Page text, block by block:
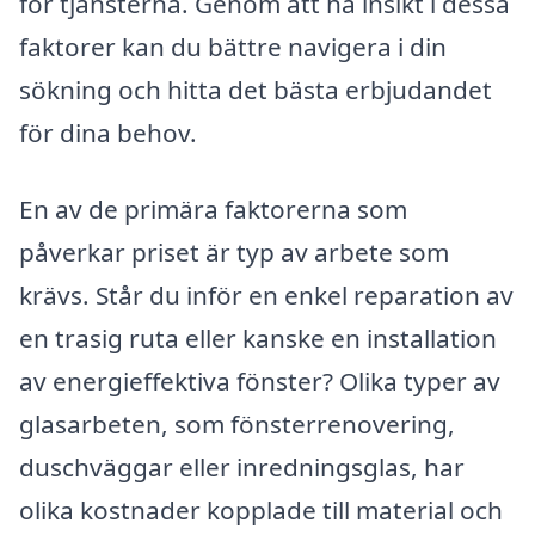
faktorer kan du bättre navigera i din
sökning och hitta det bästa erbjudandet
för dina behov.
En av de primära faktorerna som
påverkar priset är typ av arbete som
krävs. Står du inför en enkel reparation av
en trasig ruta eller kanske en installation
av energieffektiva fönster? Olika typer av
glasarbeten, som fönsterrenovering,
duschväggar eller inredningsglas, har
olika kostnader kopplade till material och